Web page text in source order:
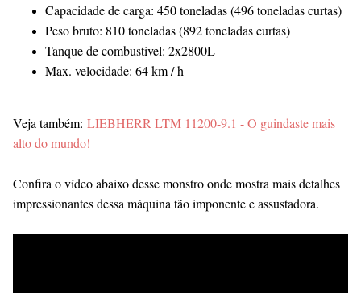
Capacidade de carga: 450 toneladas (496 toneladas curtas)
Peso bruto: 810 toneladas (892 toneladas curtas)
Tanque de combustível: 2x2800L
Max. velocidade: 64 km / h
Veja também: LIEBHERR LTM 11200-9.1 - O guindaste mais
alto do mundo!
Confira o vídeo abaixo desse monstro onde mostra mais detalhes
impressionantes dessa máquina tão imponente e assustadora.